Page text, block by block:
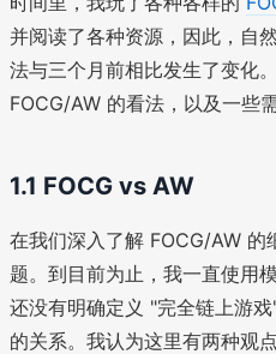
并阅读了各种资源，因此，自
法与三个月前相比发生了变化
FOCG/AW 的看法，以及一些
1.1 FOCG vs AW
在我们深入了解 FOCG/AW 的
题。到目前为止，我一直使用
还没有明确定义 "完全链上游
的关系。我认为这里有两种观点